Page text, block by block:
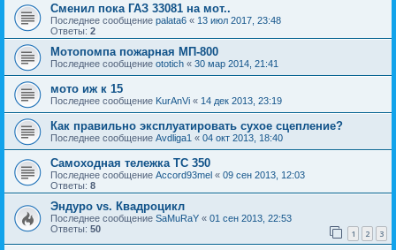
Сменил пока ГАЗ 33081 на мот..
Последнее сообщение palata6 « 13 июл 2017, 23:48
Ответы: 2
Мотопомпа пожарная МП-800
Последнее сообщение ototich « 30 мар 2014, 21:41
мото иж к 15
Последнее сообщение KurAnVi « 14 дек 2013, 23:19
Как правильно эксплуатировать сухое сцепление?
Последнее сообщение Avdliga1 « 04 окт 2013, 18:40
Самоходная тележка ТС 350
Последнее сообщение Accord93mel « 09 сен 2013, 12:03
Ответы: 8
Эндуро vs. Квадроцикл
Последнее сообщение SaMuRaY « 01 сен 2013, 22:53
Ответы: 50 1 2 3